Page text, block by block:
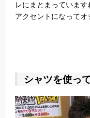
レにまとまっていま
アクセントになってオ
シャツを使っ